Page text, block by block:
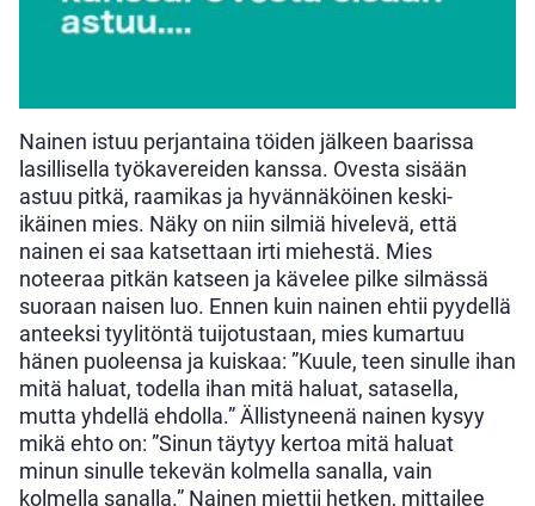
Nainen istuu perjantaina töiden jälkeen baarissa
lasillisella työkavereiden kanssa. Ovesta sisään
astuu pitkä, raamikas ja hyvännäköinen keski-
ikäinen mies. Näky on niin silmiä hivelevä, että
nainen ei saa katsettaan irti miehestä. Mies
noteeraa pitkän katseen ja kävelee pilke silmässä
suoraan naisen luo. Ennen kuin nainen ehtii pyydellä
anteeksi tyylitöntä tuijotustaan, mies kumartuu
hänen puoleensa ja kuiskaa: ”Kuule, teen sinulle ihan
mitä haluat, todella ihan mitä haluat, satasella,
mutta yhdellä ehdolla.” Ällistyneenä nainen kysyy
mikä ehto on: ”Sinun täytyy kertoa mitä haluat
minun sinulle tekevän kolmella sanalla, vain
kolmella sanalla.” Nainen miettii hetken, mittailee